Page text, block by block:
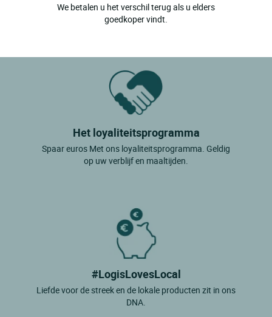
Arveyres
We betalen u het verschil terug als u elders
goedkoper vindt.
Het loyaliteitsprogramma
Spaar euros Met ons loyaliteitsprogramma. Geldig
op uw verblijf en maaltijden.
#LogisLovesLocal
Liefde voor de streek en de lokale producten zit in ons
DNA.